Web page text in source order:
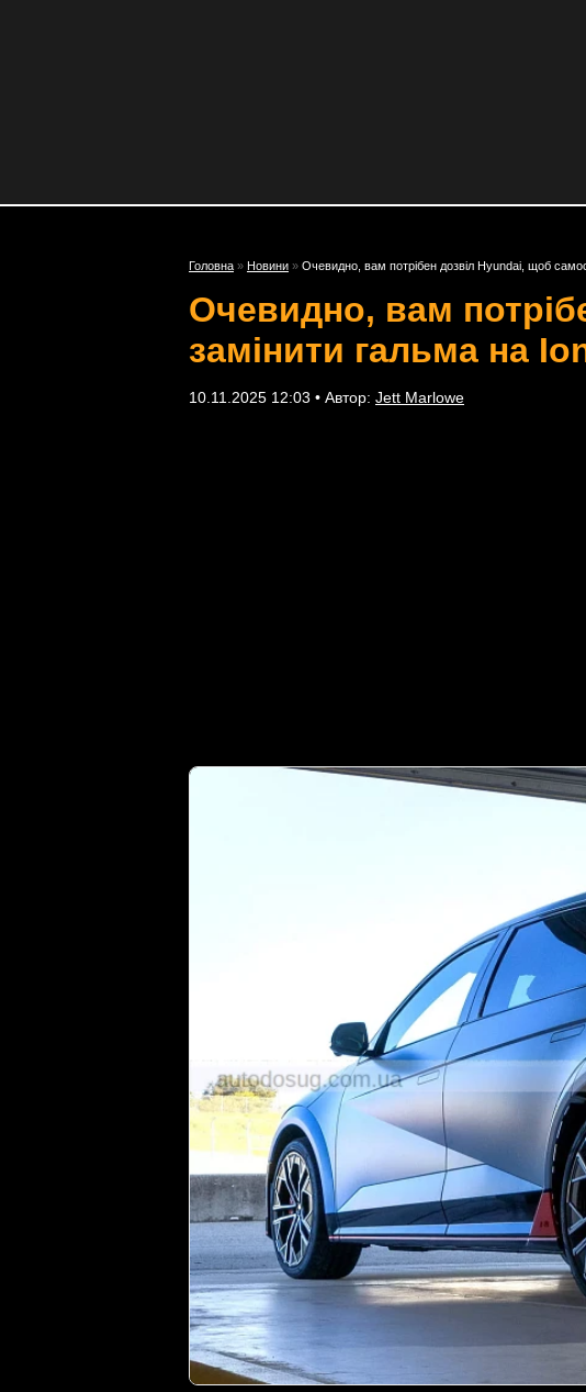
Головна » Новини » Очевидно, вам потрібен дозвіл Hyundai, щоб
Очевидно, вам
замінити гальма на
10.11.2025 12:03 • Автор: Jett Marlowe